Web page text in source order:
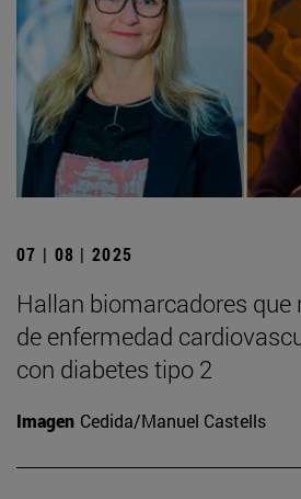
07 | 08 | 2025
Hallan biomarcadores que
de enfermedad
con diabetes tipo 2
Imagen Cedida/Manuel Castells